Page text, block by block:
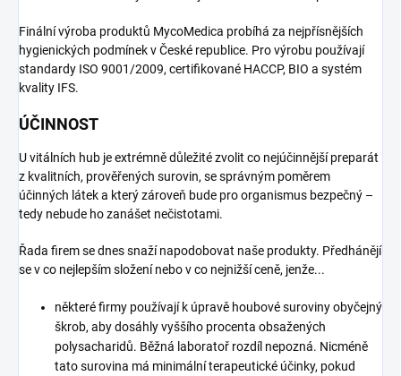
Finální výroba produktů MycoMedica probíhá za nejpřísnějších
hygienických podmínek v České republice. Pro výrobu používají
standardy ISO 9001/2009, certifikované HACCP, BIO a systém
kvality IFS.
ÚČINNOST
U vitálních hub je extrémně důležité zvolit co nejúčinnější preparát
z kvalitních, prověřených surovin, se správným poměrem
účinných látek a který zároveň bude pro organismus bezpečný –
tedy nebude ho zanášet nečistotami.
Řada firem se dnes snaží napodobovat naše produkty. Předhánějí
se v co nejlepším složení nebo v co nejnižší ceně, jenže...
některé firmy používají k úpravě houbové suroviny obyčejný
škrob, aby dosáhly vyššího procenta obsažených
polysacharidů. Běžná laboratoř rozdíl nepozná. Nicméně
tato surovina má minimální terapeutické účinky, pokud